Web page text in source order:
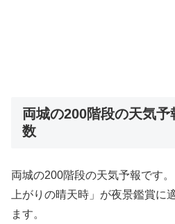
両城の200階段の天気
数
両城の200階段の天気予報です
上がりの晴天時」が夜景鑑賞に
ます。